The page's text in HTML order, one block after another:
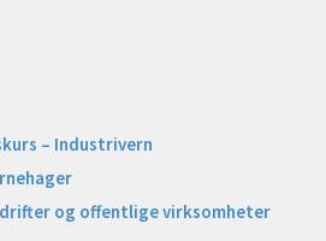
– Industrivern
og offentlige virksomheter